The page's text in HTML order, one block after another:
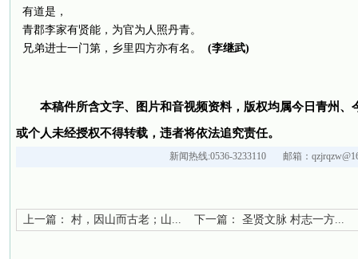
有道是，
青郡李家有贤能，为官为人照丹青。
兄弟进士一门第，乡里四方亦有名。 (李继武)
本稿件所含文字、图片和音视频资料，版权均属今日青州、
或个人未经授权不得转载，违者将依法追究责任。
新闻热线:0536-3233110 邮箱：
上一篇： 村，因山而古老；山... 下一篇： 圣贤文脉 村志一方...